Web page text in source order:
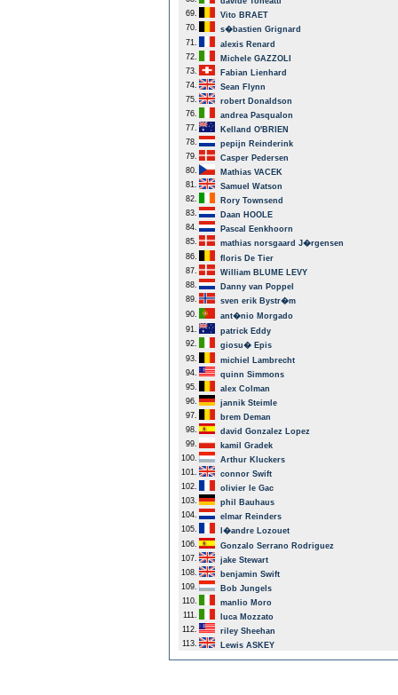
69.
Vito BRAET
70.
s�bastien Grignard
71.
alexis Renard
72.
Michele GAZZOLI
73.
Fabian Lienhard
74.
Sean Flynn
75.
robert Donaldson
76.
andrea Pasqualon
77.
Kelland O'BRIEN
78.
pepijn Reinderink
79.
Casper Pedersen
80.
Mathias VACEK
81.
Samuel Watson
82.
Rory Townsend
83.
Daan HOOLE
84.
Pascal Eenkhoorn
85.
mathias norsgaard J�rgensen
86.
floris De Tier
87.
William BLUME LEVY
88.
Danny van Poppel
89.
sven erik Bystr�m
90.
ant�nio Morgado
91.
patrick Eddy
92.
giosu� Epis
93.
michiel Lambrecht
94.
quinn Simmons
95.
alex Colman
96.
jannik Steimle
97.
brem Deman
98.
david Gonzalez Lopez
99.
kamil Gradek
100.
Arthur Kluckers
101.
connor Swift
102.
olivier le Gac
103.
phil Bauhaus
104.
elmar Reinders
105.
l�andre Lozouet
106.
Gonzalo Serrano Rodriguez
107.
jake Stewart
108.
benjamin Swift
109.
Bob Jungels
110.
manlio Moro
111.
luca Mozzato
112.
riley Sheehan
113.
Lewis ASKEY